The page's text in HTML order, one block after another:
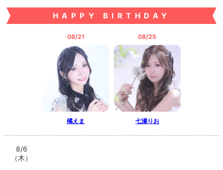
HAPPY BIRTHDAY
08/21
橘えま
08/25
七瀬りお
8/6
（木）